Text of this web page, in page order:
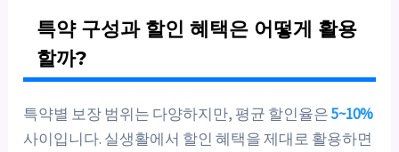
특약 구성과 할인 혜택은 어떻게 활용
할까?
특약별 보장 범위는 다양하지만, 평균 할인율은5~10%
사이입니다. 실생활에서 할인 혜택을 제대로 활용하면